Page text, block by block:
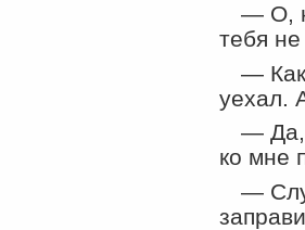
— О,
тебя
—
уехал.
— Да,
ко мне
—